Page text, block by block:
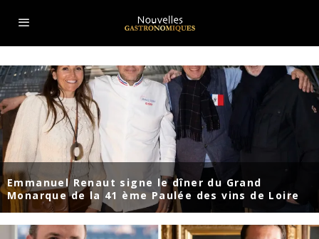
Emmanuel Renaut signe le dîner du Grand
Monarque de la 41 ème Paulée des vins de Loire